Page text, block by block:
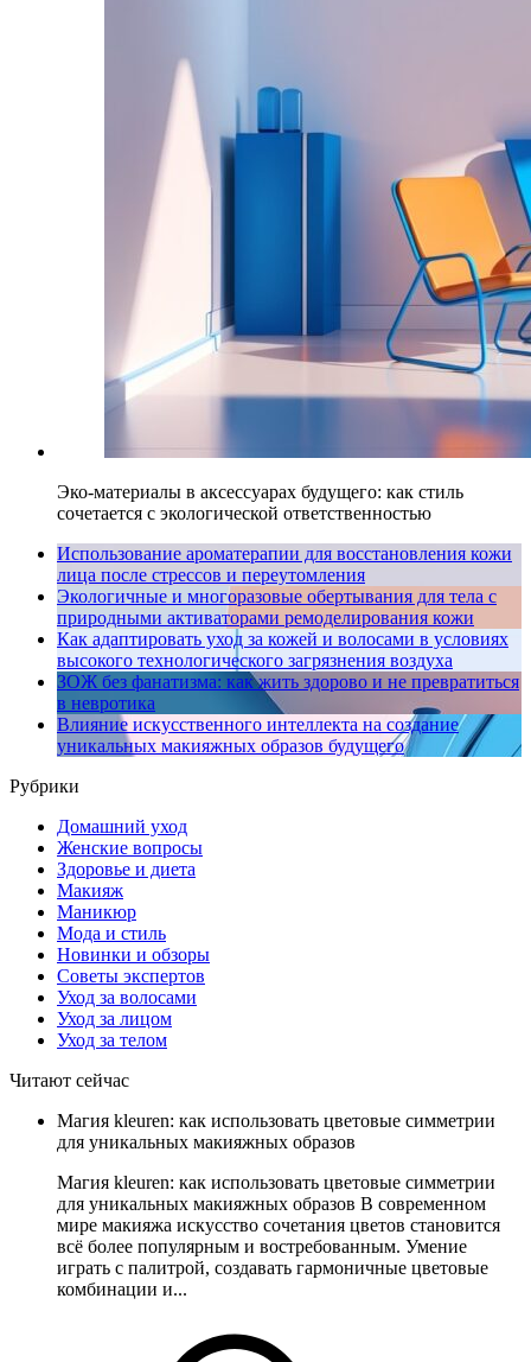
Эко-материалы в аксессуарах будущего: как стиль
сочетается с экологической ответственностью
Использование ароматерапии для восстановления кожи
лица после стрессов и переутомления
Экологичные и многоразовые обертывания для тела с
природными активаторами ремоделирования кожи
Как адаптировать уход за кожей и волосами в условиях
высокого технологического загрязнения воздуха
ЗОЖ без фанатизма: как жить здорово и не превратиться
в невротика
Влияние искусственного интеллекта на создание
уникальных макияжных образов будущего
Рубрики
Домашний уход
Женские вопросы
Здоровье и диета
Макияж
Маникюр
Мода и стиль
Новинки и обзоры
Советы экспертов
Уход за волосами
Уход за лицом
Уход за телом
Читают сейчас
Магия kleuren: как использовать цветовые симметрии
для уникальных макияжных образов
Магия kleuren: как использовать цветовые симметрии
для уникальных макияжных образов В современном
мире макияжа искусство сочетания цветов становится
всё более популярным и востребованным. Умение
играть с палитрой, создавать гармоничные цветовые
комбинации и...